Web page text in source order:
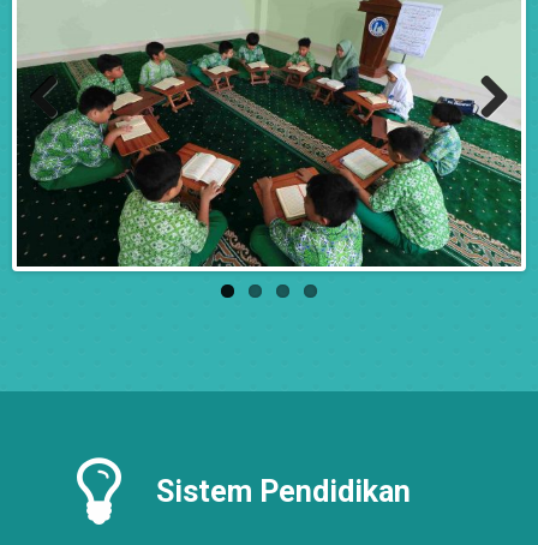
Previ
ous
Next
Sistem Pendidikan